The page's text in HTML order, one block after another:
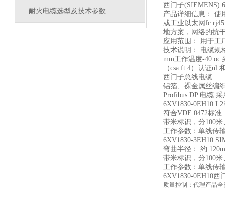
耐火电缆选型及技术参数
西门子(SIEMENS)
产品详细信息： 使
或工业以太网fc
地方案，网络的抗
应用范围： 用于工
技术说明： 电缆规
mm工作温度-40 oc
（csa ft 4）认证ul
西门子总线电缆
铝箔、裸金属丝编
Profibus DP 电缆
6XV1830-0EH10
符合VDE 0472标准
带米标识，分100米
工作参数：单线传
6XV1830-3EH10
弯曲半径： 约
带米标识，分100米
工作参数：单线传
6XV1830-0EH10西
质量控制：代理产品